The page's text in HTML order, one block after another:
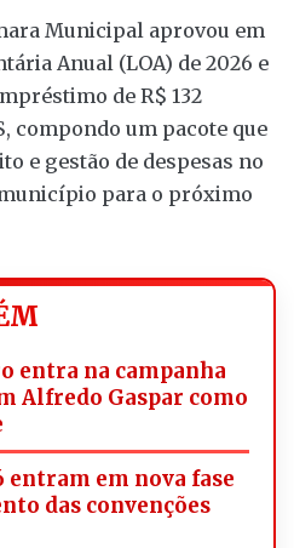
Municipal aprovou em
Anual (LOA) de 2026 e
de R$ 132
compondo um pacote que
e gestão de despesas no
para o próximo
entra na campanha
Alfredo Gaspar como
entram em nova fase
das convenções